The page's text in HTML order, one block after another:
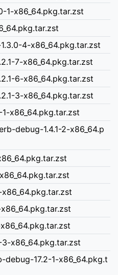
1-x86_64.pkg.tar.zst
4-x86_64.pkg.tar.zst
7-x86_64.pkg.tar.zst
6-x86_64.pkg.tar.zst
3-x86_64.pkg.tar.zst
x86_64.pkg.tar.zst
debug-1.4.1-2-x86_64.p
x86_64.pkg.tar.zst
17.2-1-x86_64.pkg.t